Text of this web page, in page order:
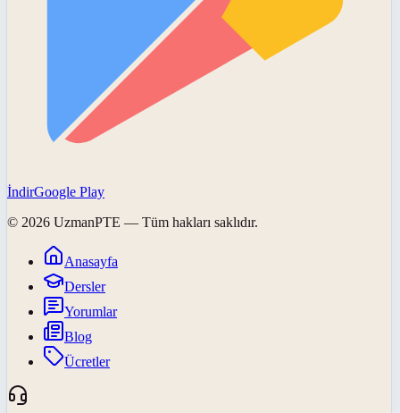
İndirGoogle Play
© 2026 UzmanPTE — Tüm hakları saklıdır.
Anasayfa
Dersler
Yorumlar
Blog
Ücretler